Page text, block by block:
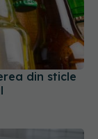
din sticle